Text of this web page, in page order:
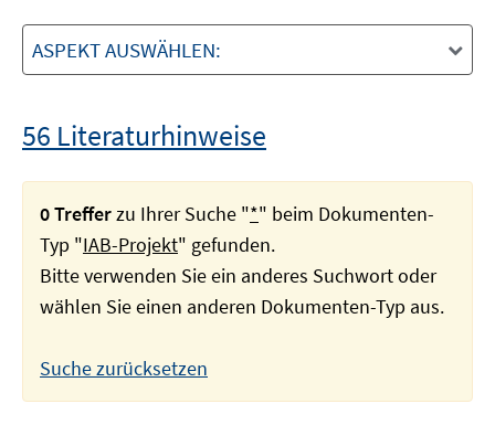
ASPEKT AUSWÄHLEN:
56 Literaturhinweise
0 Trefferzu Ihrer Suche "*" beim Dokumenten-
Typ "IAB-Projekt" gefunden.
Bitte verwenden Sie ein anderes Suchwort oder
wählen Sie einen anderen Dokumenten-Typ aus.
Suche zurücksetzen